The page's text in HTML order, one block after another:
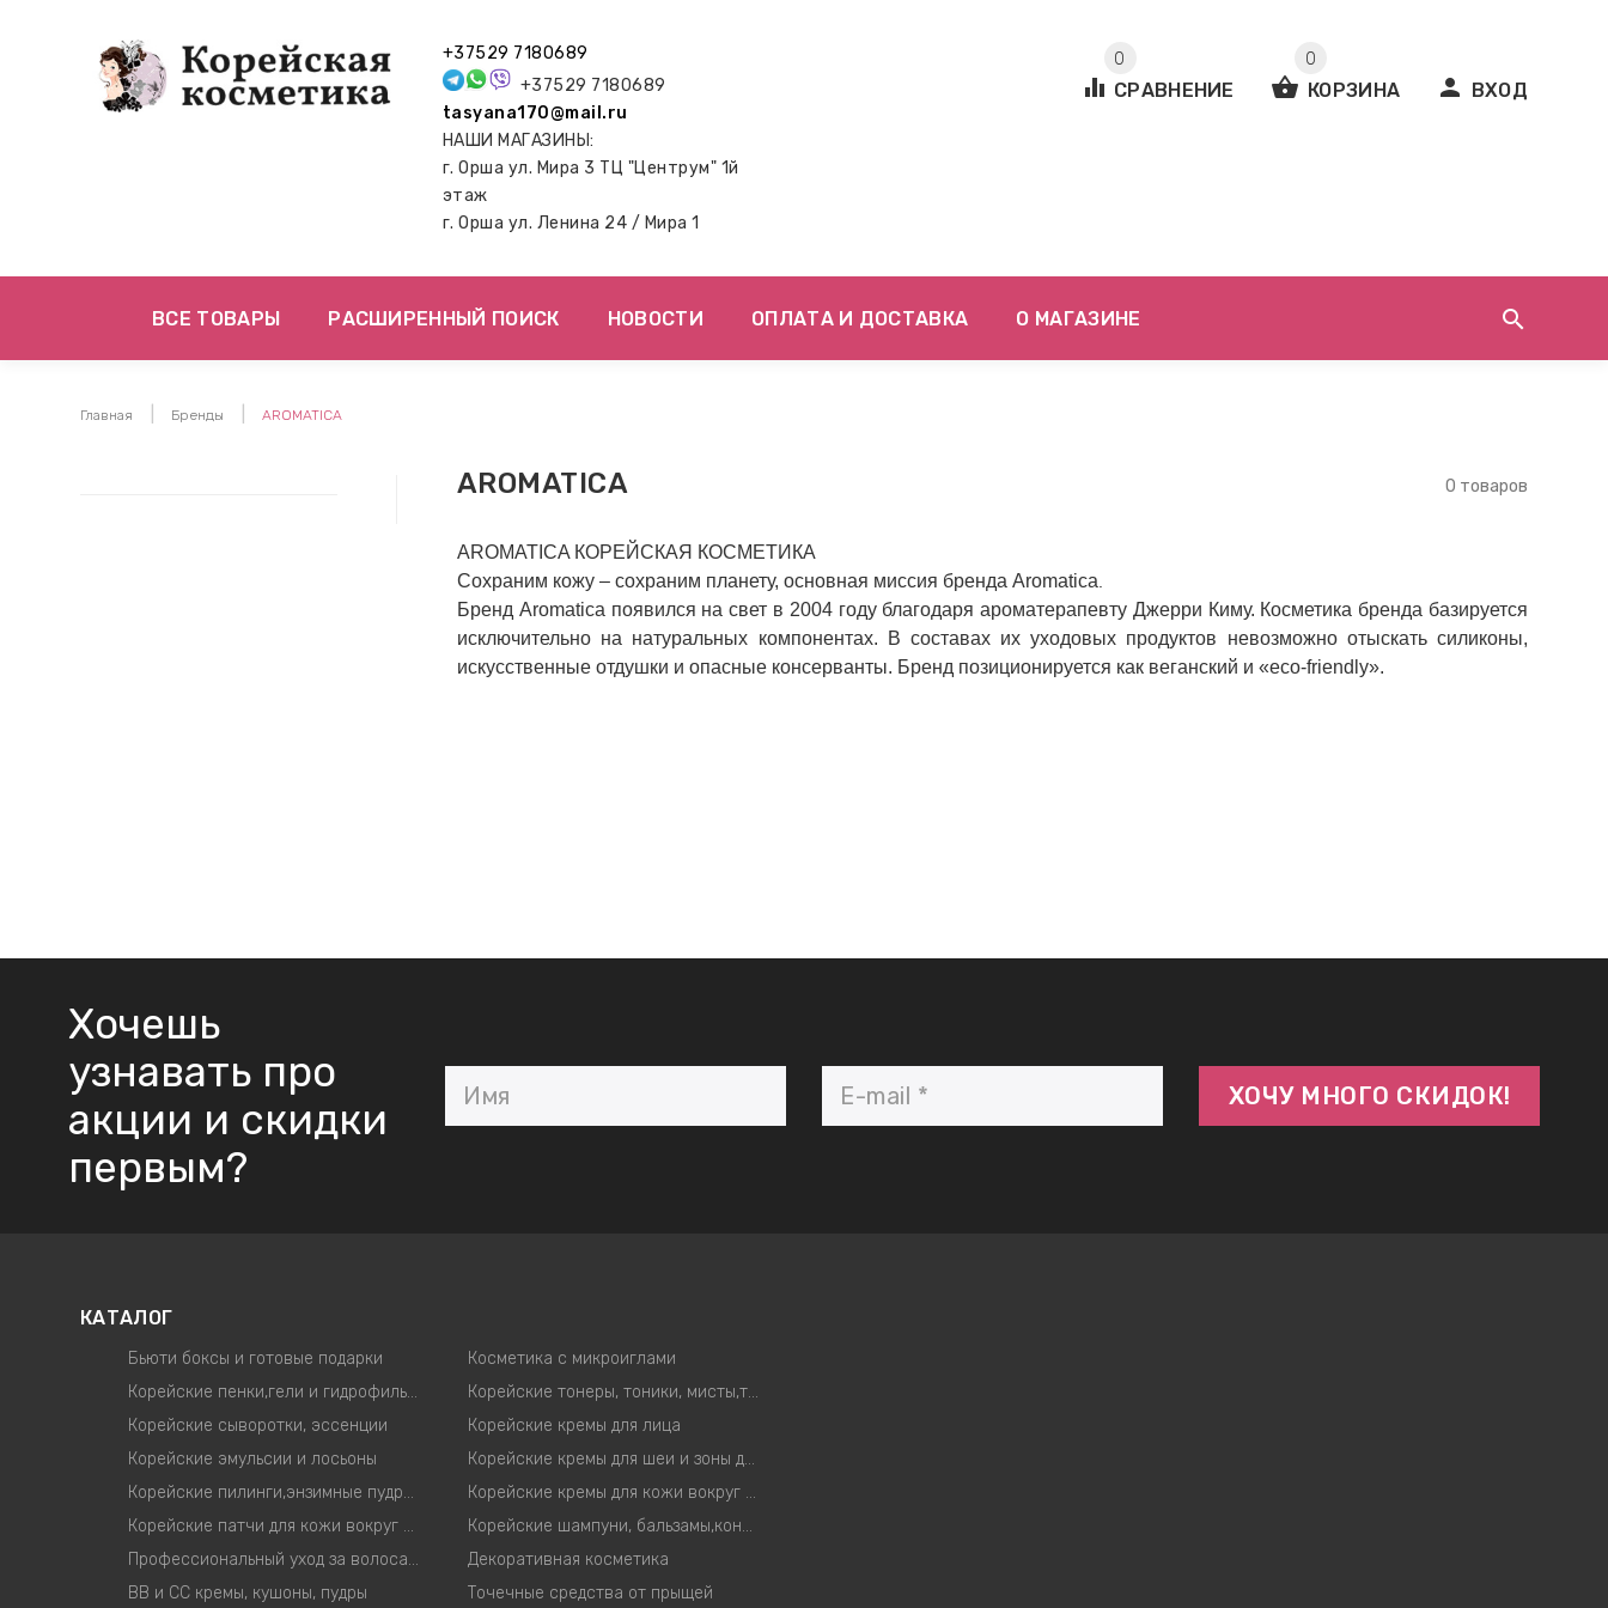
+37529 7180689
+37529 7180689
tasyana170@mail.ru
НАШИ МАГАЗИНЫ:
г. Орша ул. Мира 3 ТЦ "Центрум" 1й
этаж
г. Орша ул. Ленина 24 / Мира 1
person ВХОД
shopping_basket КОРЗИНА
0
equalizer СРАВНЕНИЕ
0
ВСЕ ТОВАРЫ РАСШИРЕННЫЙ ПОИСК НОВОСТИ ОПЛАТА И ДОСТАВКА О МАГАЗИНЕ search
Главная Бренды AROMATICA
0 товаров
AROMATICA
AROMATICA КОРЕЙСКАЯ КОСМЕТИКА
Сохраним кожу – сохраним планету, основная миссия бренда Aromatica
Бренд Aromatica появился на свет в 2004 году благодаря ароматерапевту Джерри Киму. Косметика бренда базируется
исключительно на натуральных компонентах. В составах их уходовых продуктов невозможно отыскать силиконы,
искусственные отдушки и опасные консерванты. Бренд позиционируется как веганский и «eco-friendly».
Хочешь
узнавать про
акции и скидки
первым?
КАТАЛОГ
Бьюти боксы и готовые подарки
Косметика с микроиглами
Корейские пенки,гели и гидрофильные масла
Корейские тонеры, тоники, мисты,тонер-пэды
Корейские сыворотки, эссенции
Корейские кремы для лица
Корейские эмульсии и лосьоны
Корейские кремы для шеи и зоны декольте
Корейские пилинги,энзимные пудры,скрабы для лица
Корейские кремы для кожи вокруг глаз
Корейские патчи для кожи вокруг глаз
Корейские шампуни, бальзамы,кондиционеры, маски
Профессиональный уход за волосами
Декоративная косметика
ВВ и СС кремы, кушоны, пудры
Точечные средства от прыщей